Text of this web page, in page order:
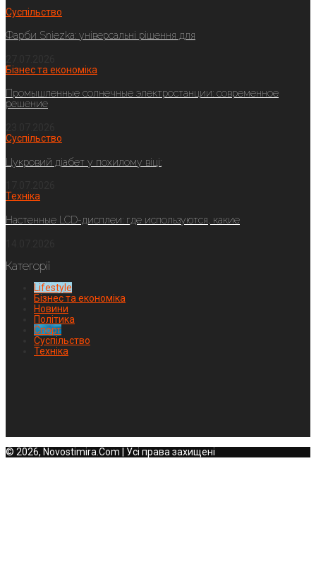
Суспільство
Фарби Sniezka: універсальні рішення для
Бізнес та економіка
Промышленные солнечные электростанции: современное
решение
Суспільство
Цукровий діабет у похилому віці:
Техніка
Настенные LCD-дисплеи: где используются, какие
Категорії
Lifestyle
Бізнес та економіка
Новини
Політика
Спорт
Суспільство
Техніка
© 2026, Novostimira.Com | Усі права захищені